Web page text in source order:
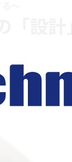
～
設計
一方、開発品の